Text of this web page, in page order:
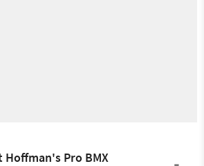
Hoffman's Pro BMX